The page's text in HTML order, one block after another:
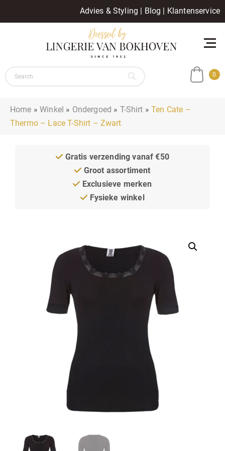
Advies & Styling | Blog | Klantenservice
0
Home »Winkel » Ondergoed » T-Shirt »Ten Cate –
Thermo – Lace T-Shirt – Zwart
Gratis verzending vanaf €50
Groot assortiment
Exclusieve merken
Fysieke winkel